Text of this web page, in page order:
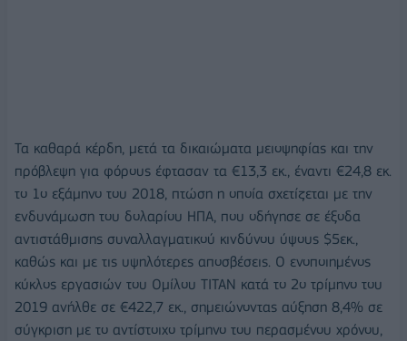
Τα καθαρά κέρδη, μετά τα δικαιώματα μειοψηφίας και την
πρόβλεψη για φόρους έφτασαν τα €13,3 εκ., έναντι €24,8 εκ.
το 1ο εξάμηνο του 2018, πτώση η οποία σχετίζεται με την
ενδυνάμωση του δολαρίου ΗΠΑ, που οδήγησε σε έξοδα
αντιστάθμισης συναλλαγματικού κινδύνου ύψους $5εκ.,
καθώς και με τις υψηλότερες αποσβέσεις. Ο ενοποιημένος
κύκλος εργασιών του Ομίλου ΤΙΤΑΝ κατά το 2ο τρίμηνο του
2019 ανήλθε σε €422,7 εκ., σημειώνοντας αύξηση 8,4% σε
σύγκριση με το αντίστοιχο τρίμηνο του περασμένου χρόνου,